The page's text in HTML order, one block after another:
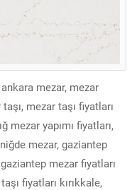
mezar, mezar
mezar taşı fiyatları
mezar yapımı fiyatları,
mezar, gaziantep
mezar fiyatları
fiyatları kırıkkale,